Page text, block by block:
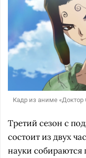
Кадр из аниме
Третий сезон с
состоит из двух
науки собираются